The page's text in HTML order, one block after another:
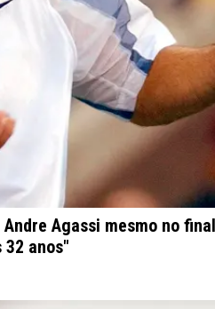
Agassi mesmo no
anos"